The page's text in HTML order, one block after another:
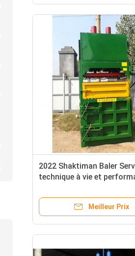
2022 Shaktiman Baler
technique à vie et
Meilleur Prix